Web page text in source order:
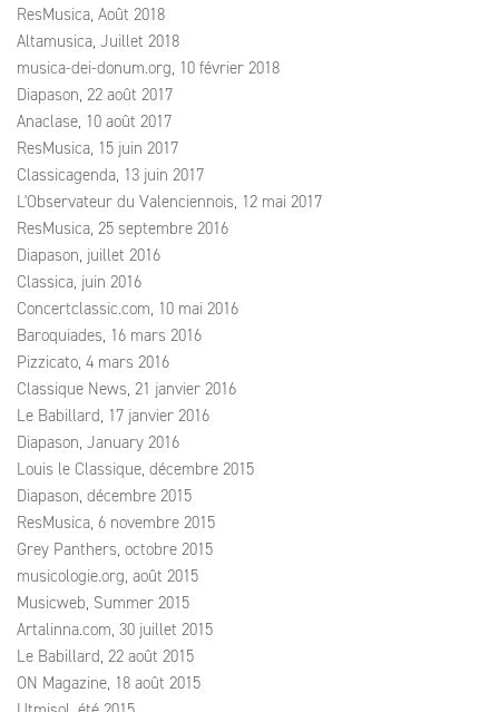
ResMusica, Août 2018
Altamusica, Juillet 2018
musica-dei-donum.org, 10 février 2018
Diapason, 22 août 2017
Anaclase, 10 août 2017
ResMusica, 15 juin 2017
Classicagenda, 13 juin 2017
L'Observateur du Valenciennois, 12 mai 2017
ResMusica, 25 septembre 2016
Diapason, juillet 2016
Classica, juin 2016
Concertclassic.com, 10 mai 2016
Baroquiades, 16 mars 2016
Pizzicato, 4 mars 2016
Classique News, 21 janvier 2016
Le Babillard, 17 janvier 2016
Diapason, January 2016
Louis le Classique, décembre 2015
Diapason, décembre 2015
ResMusica, 6 novembre 2015
Grey Panthers, octobre 2015
musicologie.org, août 2015
Musicweb, Summer 2015
Artalinna.com, 30 juillet 2015
Le Babillard, 22 août 2015
ON Magazine, 18 août 2015